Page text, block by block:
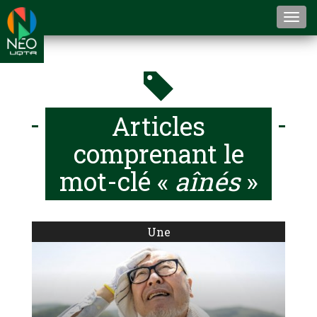
Articles
comprenant le
mot-clé « aînés»
Une